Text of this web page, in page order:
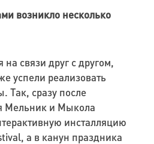
возникло несколько
связи друг с другом,
успели реализовать
Так, сразу после
Мельник и Мыкола
инсталляцию
а в канун праздника